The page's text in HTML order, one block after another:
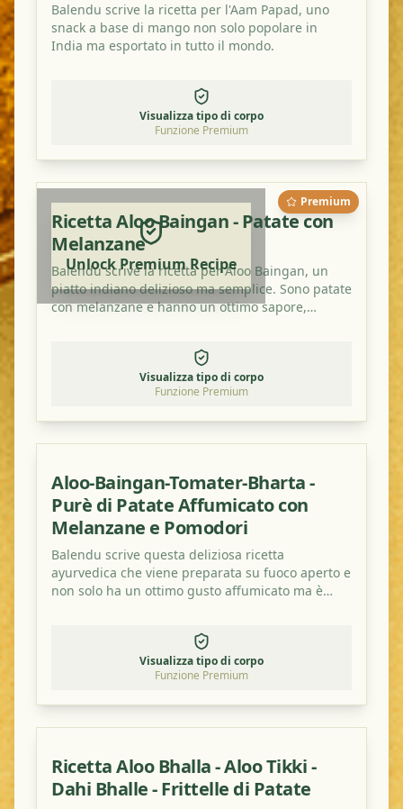
Balendu scrive la ricetta per l'Aam Papad, uno
snack a base di mango non solo popolare in
India ma esportato in tutto il mondo.
Visualizza tipo di corpo
Funzione Premium
Premium
Unlock Premium Recipe
Ricetta Aloo Baingan - Patate con
Melanzane
Balendu scrive la ricetta per Aloo Baingan, un
piatto indiano delizioso ma semplice. Sono patate
con melanzane e hanno un ottimo sapore,
Visualizza tipo di corpo
Funzione Premium
Aloo-Baingan-Tomater-Bharta -
Purè di Patate Affumicato con
Melanzane e Pomodori
Balendu scrive questa deliziosa ricetta
ayurvedica che viene preparata su fuoco aperto e
non solo ha un ottimo gusto affumicato ma è
Visualizza tipo di corpo
Funzione Premium
Ricetta Aloo Bhalla - Aloo Tikki -
Dahi Bhalle - Frittelle di Patate